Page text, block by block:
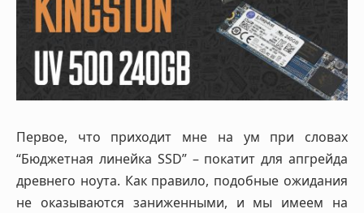
Первое, что приходит мне на ум при словах
“Бюджетная линейка SSD” – покатит для апгрейда
древнего ноута. Как правило, подобные ожидания
не оказываются заниженными, и мы имеем на